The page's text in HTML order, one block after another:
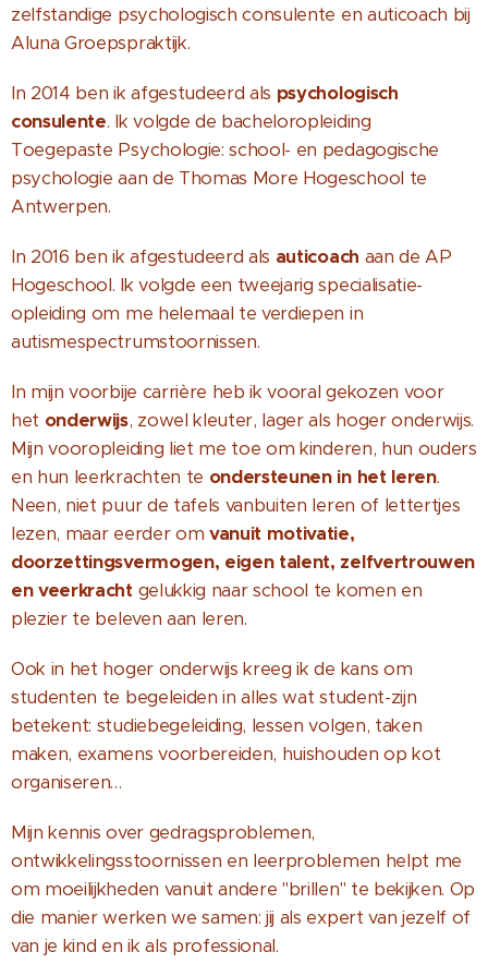
zelfstandige psychologisch consulente en auticoach bij
Aluna Groepspraktijk.
In 2014 ben ik afgestudeerd als psychologisch
consulente. Ik volgde de bacheloropleiding
Toegepaste Psychologie: school- en pedagogische
psychologie aan de Thomas More Hogeschool te
Antwerpen.
In 2016 ben ik afgestudeerd als auticoach aan de AP
Hogeschool. Ik volgde een tweejarig specialisatie-
opleiding om me helemaal te verdiepen in
autismespectrumstoornissen.
In mijn voorbije carrière heb ik vooral gekozen voor
het onderwijs, zowel kleuter, lager als hoger onderwijs.
Mijn vooropleiding liet me toe om kinderen, hun ouders
en hun leerkrachten te ondersteunen in het leren.
Neen, niet puur de tafels vanbuiten leren of lettertjes
lezen, maar eerder om vanuit motivatie,
doorzettingsvermogen, eigen talent, zelfvertrouwen
en veerkrachtgelukkig naar school te komen en
plezier te beleven aan leren.
Ook in het hoger onderwijs kreeg ik de kans om
studenten te begeleiden in alles wat student-zijn
betekent: studiebegeleiding, lessen volgen, taken
maken, examens voorbereiden, huishouden op kot
organiseren…
Mijn kennis over gedragsproblemen,
ontwikkelingsstoornissen en leerproblemen helpt me
om moeilijkheden vanuit andere "brillen" te bekijken. Op
die manier werken we samen: jij als expert van jezelf of
van je kind en ik als professional.